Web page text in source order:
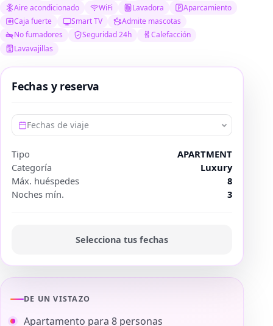
Aire acondicionado
WiFi Lavadora
Aparcamiento
Caja fuerte
Smart TV
Admite mascotas
No fumadores
Seguridad 24h
Calefacción
Lavavajillas
DE UN VISTAZO
Apartamento para 8 personas
Fechas y reserva
Fechas de viaje
Tipo
APARTMENT
Categoría
Luxury
Máx. huéspedes
8
Noches mín.
3
Selecciona tus fechas